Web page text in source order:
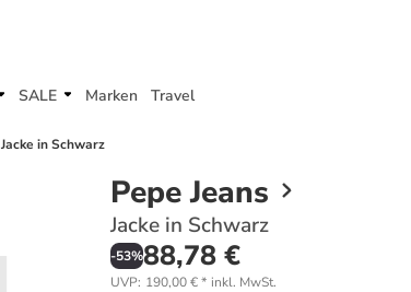
SALE Marken Travel
Jacke in Schwarz
Pepe Jeans
Jacke in Schwarz
-53%88,78 €
UVP: 190,00 €* inkl. MwSt.